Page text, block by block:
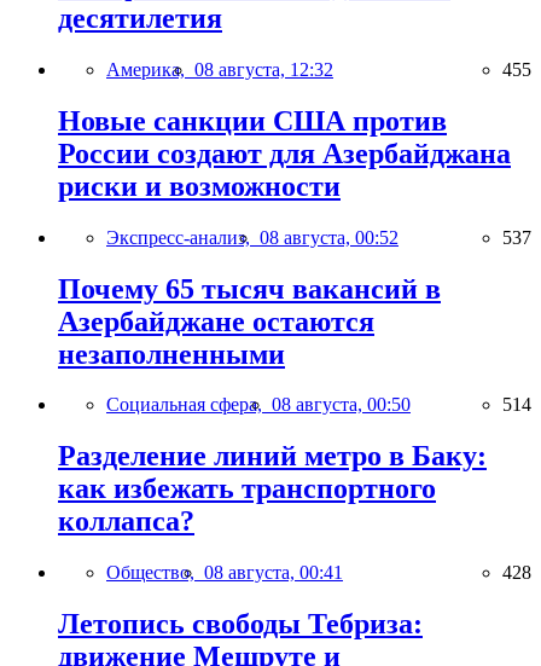
десятилетия
Америка, 08 августа, 12:32 455
Новые санкции США против
России создают для Азербайджана
риски и возможности
Экспресс-анализ, 08 августа, 00:52 537
Почему 65 тысяч вакансий в
Азербайджане остаются
незаполненными
Социальная сфера, 08 августа, 00:50 514
Разделение линий метро в Баку:
как избежать транспортного
коллапса?
Общество, 08 августа, 00:41 428
Летопись свободы Тебриза:
движение Мешруте и